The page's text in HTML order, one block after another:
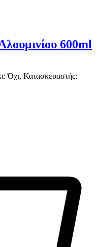
600ml
Όχι, Κατασκευαστής: